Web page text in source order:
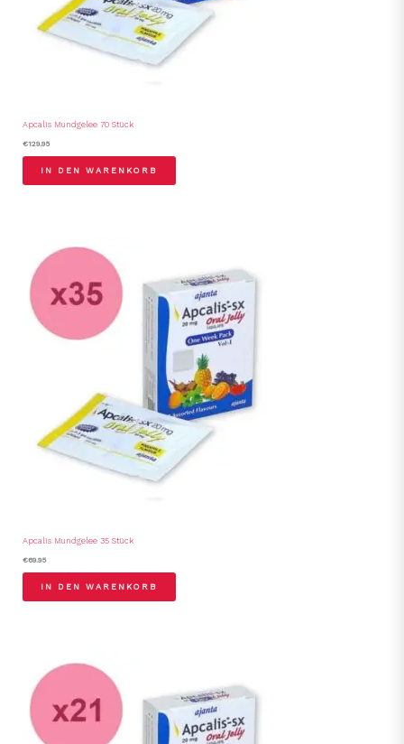
Apcalis Mundgelee 70 Stück
€129.95
IN DEN WARENKORB
Apcalis Mundgelee 35 Stück
€69.95
IN DEN WARENKORB